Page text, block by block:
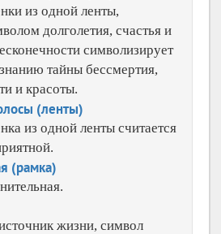
из одной ленты,
долголетия, счастья и
символизирует
тайны бессмертия,
и красоты.
(ленты)
из одной ленты считается
(рамка)
жизни, символ